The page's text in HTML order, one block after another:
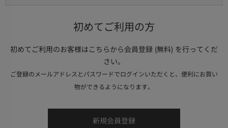
初めてご利用の方
初めてご利用のお客様はこちらから会員登録 (無料) を行ってくだ
さい。
ご登録のメールアドレスとパスワードでログインいただくと、便利にお買い
物ができるようになります。